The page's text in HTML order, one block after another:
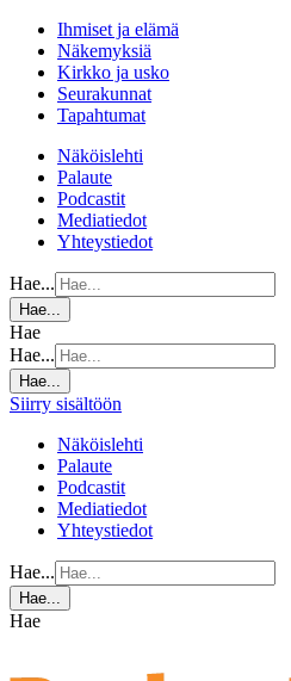
Ihmiset ja elämä
Näkemyksiä
Kirkko ja usko
Seurakunnat
Tapahtumat
Näköislehti
Palaute
Podcastit
Mediatiedot
Yhteystiedot
Hae...
Hae...
Hae
Hae...
Hae...
Siirry sisältöön
Näköislehti
Palaute
Podcastit
Mediatiedot
Yhteystiedot
Hae...
Hae...
Hae